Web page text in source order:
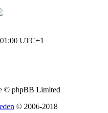
UTC+1
© phpBB Limited
© 2006-2018